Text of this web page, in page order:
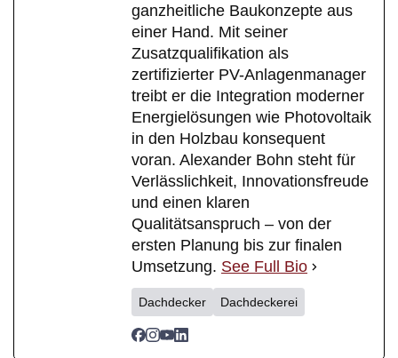
ganzheitliche Baukonzepte aus
einer Hand. Mit seiner
Zusatzqualifikation als
zertifizierter PV-Anlagenmanager
treibt er die Integration moderner
Energielösungen wie Photovoltaik
in den Holzbau konsequent
voran. Alexander Bohn steht für
Verlässlichkeit, Innovationsfreude
und einen klaren
Qualitätsanspruch – von der
ersten Planung bis zur finalen
Umsetzung. See Full Bio
Dachdecker Dachdeckerei